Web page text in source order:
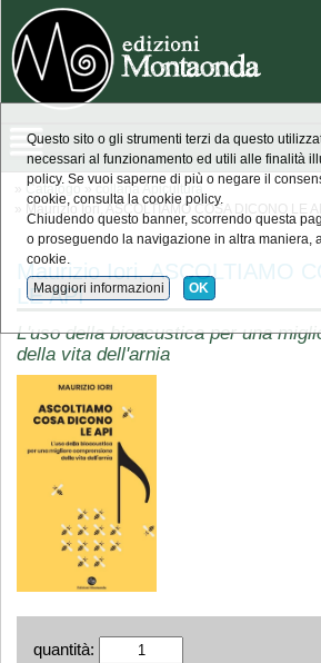
» Catalogo »
collana Apicultura
» Maurizio Iori, ASCOLTIAMO COSA DICONO LE
Maurizio Iori, ASCOLTIAMO
LE API
L'uso della bioacustica per una
della vita dell'arnia
quantità:
Questo sito o gli strumenti terzi da questo
necessari al funzionamento ed utili alle finalità
policy. Se vuoi saperne di più o negare il
cookie, consulta la cookie policy.
Chiudendo questo banner, scorrendo questa
o proseguendo la navigazione in altra maniera,
cookie.
Maggiori informazioni OK